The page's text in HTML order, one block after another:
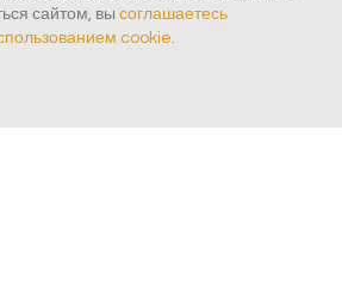
по уходу
сайтом, вы соглашаетесь
cookie.